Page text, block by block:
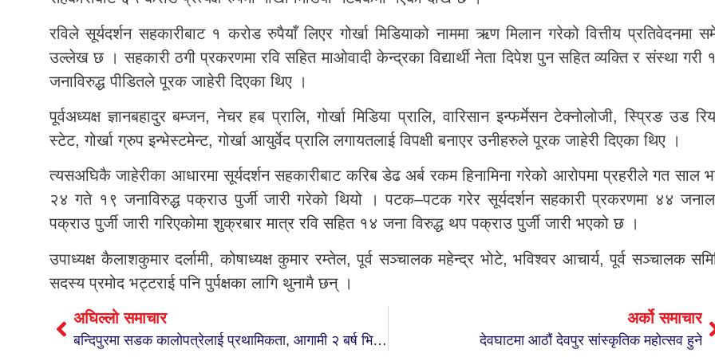
रविले सूर्यदर्शन सहकारीबाट १ करोड रुपैयाँ लिएर गोर्खा मिडियाको नाममा ऋण मिलान गरेको वित्तीय प्रतिवेदनमा
उल्लेख छ । सहकारी ठगी प्रकरणमा रवि सहित माओवादी केन्द्रका विद्यार्थी नेता दिपेश पुन सहित व्यक्ति र संस्था गरी
जनाविरुद्ध पीडितले पूरक जाहेरी दिएका थिए ।
पूर्वअध्यक्ष ज्ञानबहादुर बम्जन, नेचर हब प्रालि, गोर्खा मिडिया प्रालि, वारिसान इन्फर्मेसन टेक्नोलोजी, स्प्रिङ उड
स्टेट, गोर्खा ग्रुप इन्भेस्टमेन्ट, गोर्खा आयुर्वेद प्रालि लगायतलाई विपक्षी बनाएर उनीहरुले पूरक जाहेरी दिएका थिए ।
त्यसअघिकै जाहेरीका आधारमा सूर्यदर्शन सहकारीबाट करिब डेढ अर्ब रकम हिनामिना गरेको आरोपमा प्रहरीले गत साल
२४ गते १९ जनाविरुद्ध पक्राउ पुर्जी जारी गरेको थियो । पटक–पटक गरेर सूर्यदर्शन सहकारी प्रकरणमा ४४
पक्राउ पुर्जी जारी गरिएकोमा शुक्रबार मात्र रवि सहित १४ जना विरुद्ध थप पक्राउ पुर्जी जारी भएको छ ।
उपाध्यक्ष कैलाशकुमार दर्लामी, कोषाध्यक्ष कुमार रम्तेल, पूर्व सञ्चालक महेन्द्र भोटे, भविश्वर आचार्य, पूर्व सञ्चालक
सदस्य प्रमोद भट्टराई पनि पुर्पक्षका लागि थुनामै छन् ।
अघिल्लो समाचार
बन्दिपुरमा सडक कालोपत्रेलाई प्रथामिकता, आगामी २ बर्ष भित्र मुख्य सडकहरु सबै कालोपत्रे गर्ने योजना
अर्को समाचार
देवघाटमा आठौं देवपुर सांस्कृतिक महोत्सव हुने